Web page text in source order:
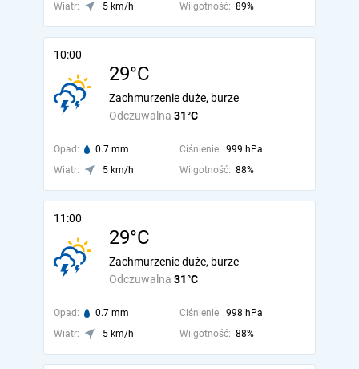
Wiatr:
5 km/h Wilgotność: 89%
10:00
29°C
Odczuwalna 31°C
Zachmurzenie duże, burze
Opad: 0.7 mm Ciśnienie: 999 hPa
Wiatr:
5 km/h Wilgotność: 88%
11:00
29°C
Odczuwalna 31°C
Zachmurzenie duże, burze
Opad: 0.7 mm Ciśnienie: 998 hPa
Wiatr:
5 km/h Wilgotność: 88%